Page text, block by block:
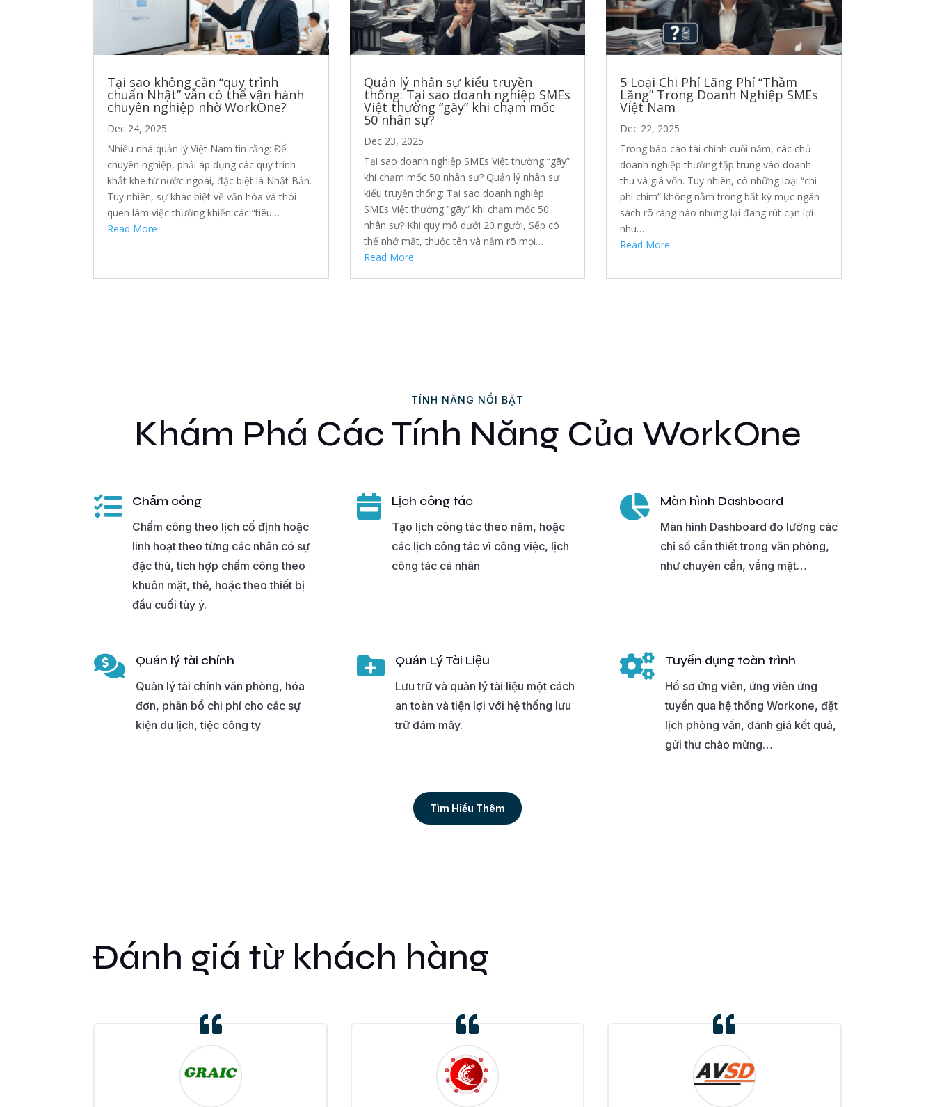
Tại sao không cần “quy trình
chuẩn Nhật” vẫn có thể vận hành
chuyên nghiệp nhờ WorkOne?
Dec 24, 2025
Nhiều nhà quản lý Việt Nam tin rằng: Để
chuyên nghiệp, phải áp dụng các quy trình
khắt khe từ nước ngoài, đặc biệt là Nhật Bản.
Tuy nhiên, sự khác biệt về văn hóa và thói
quen làm việc thường khiến các “tiêu…
Read More
Quản lý nhân sự kiểu truyền
thống: Tại sao doanh nghiệp SMEs
Việt thường “gãy” khi chạm mốc
50 nhân sự?
Dec 23, 2025
Tại sao doanh nghiệp SMEs Việt thường “gãy”
khi chạm mốc 50 nhân sự? Quản lý nhân sự
kiểu truyền thống: Tại sao doanh nghiệp
SMEs Việt thường “gãy” khi chạm mốc 50
nhân sự? Khi quy mô dưới 20 người, Sếp có
thể nhớ mặt, thuộc tên và nắm rõ mọi…
Read More
5 Loại Chi Phí Lãng Phí “Thầm
Lặng” Trong Doanh Nghiệp SMEs
Việt Nam
Dec 22, 2025
Trong báo cáo tài chính cuối năm, các chủ
doanh nghiệp thường tập trung vào doanh
thu và giá vốn. Tuy nhiên, có những loại “chi
phí chìm” không nằm trong bất kỳ mục ngân
sách rõ ràng nào nhưng lại đang rút cạn lợi
nhu…
Read More
TÍNH NĂNG NỔI BẬT
Khám Phá Các Tính Năng Của WorkOne
 Chấm công
Chấm công theo lịch cố định hoặc
linh hoạt theo từng các nhân có sự
đặc thù, tích hợp chấm công theo
khuôn mặt, thẻ, hoặc theo thiết bị
đầu cuối tùy ý.
 Lịch công tác
Tạo lịch công tác theo năm, hoặc
các lịch công tác vì công việc, lịch
công tác cá nhân
 Màn hình Dashboard
Màn hình Dashboard đo lường các
chỉ số cần thiết trong văn phòng,
như chuyên cần, vắng mặt…
 Quản lý tài chính
Quản lý tài chính văn phòng, hóa
đơn, phân bổ chi phí cho các sự
kiện du lịch, tiệc công ty
 Quản Lý Tài Liệu
Lưu trữ và quản lý tài liệu một cách
an toàn và tiện lợi với hệ thống lưu
trữ đám mây.
 Tuyển dụng toàn trình
Hồ sơ ứng viên, ứng viên ứng
tuyển qua hệ thống Workone, đặt
lịch phỏng vấn, đánh giá kết quả,
gửi thư chào mừng…
Tìm Hiểu Thêm
Đánh giá từ khách hàng